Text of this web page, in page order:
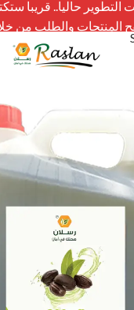
التطوير حاليا.. قريبا
المنتجات والطلب من